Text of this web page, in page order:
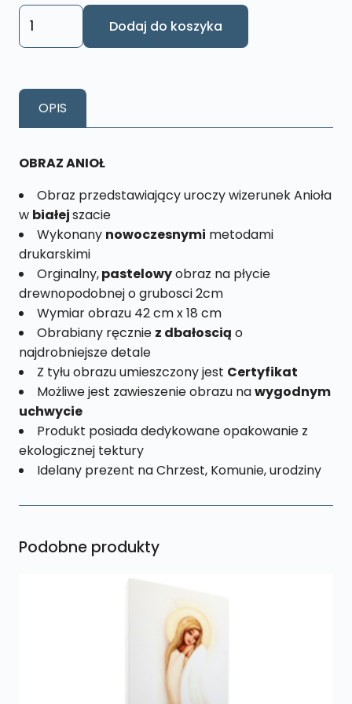
ilość
Obraz
Rozmiar
14
Dodaj do koszyka
OPIS
OBRAZ ANIOŁ
Obraz przedstawiający uroczy wizerunek Anioła
w białejszacie
Wykonany nowoczesnymi metodami
drukarskimi
Orginalny,pastelowyobraz na płycie
drewnopodobnej o grubosci 2cm
Wymiar obrazu 42 cm x 18 cm
Obrabiany ręcznie z dbałoscią o
najdrobniejsze detale
Z tyłu obrazu umieszczony jest Certyfikat
Możliwe jest zawieszenie obrazu nawygodnym
uchwycie
Produkt posiada dedykowane opakowanie z
ekologicznej tektury
Idelany prezent na Chrzest, Komunie, urodziny
Podobne produkty